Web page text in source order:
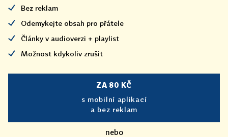
Bez reklam
Odemykejte obsah pro přátele
Články v audioverzi + playlist
Možnost kdykoliv zrušit
ZA 80 KČ
s mobilní aplikací
a bez reklam
nebo